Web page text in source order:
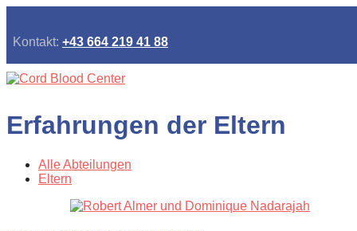
Kontakt: +43 664 219 41 88
Erfahrungen der Eltern
Alle Abteilungen
Eltern